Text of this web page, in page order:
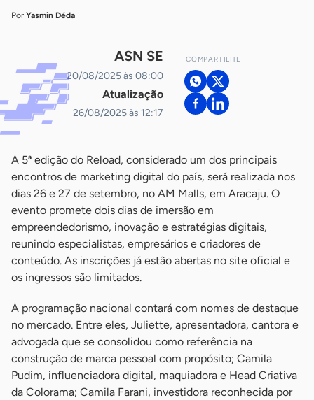
Por Yasmin Déda
ASN SE
20/08/2025 às 08:00
Atualização
26/08/2025 às 12:17
COMPARTILHE
A 5ª edição do Reload, considerado um dos principais
encontros de marketing digital do país, será realizada nos
dias 26 e 27 de setembro, no AM Malls, em Aracaju. O
evento promete dois dias de imersão em
empreendedorismo, inovação e estratégias digitais,
reunindo especialistas, empresários e criadores de
conteúdo. As inscrições já estão abertas no site oficial e
os ingressos são limitados.
A programação nacional contará com nomes de destaque
no mercado. Entre eles, Juliette, apresentadora, cantora e
advogada que se consolidou como referência na
construção de marca pessoal com propósito; Camila
Pudim, influenciadora digital, maquiadora e Head Criativa
da Colorama; Camila Farani, investidora reconhecida por